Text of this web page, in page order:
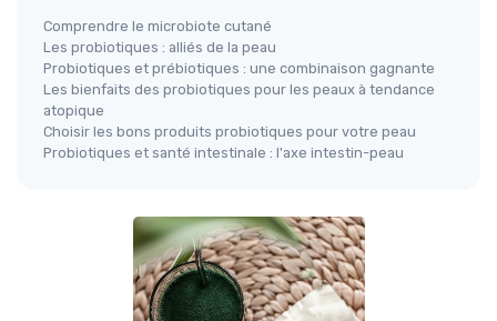
Comprendre le microbiote cutané
Les probiotiques : alliés de la peau
Probiotiques et prébiotiques : une combinaison gagnante
Les bienfaits des probiotiques pour les peaux à tendance
atopique
Choisir les bons produits probiotiques pour votre peau
Probiotiques et santé intestinale : l'axe intestin-peau